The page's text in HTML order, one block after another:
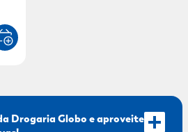
Drogaria Globo e aproveite